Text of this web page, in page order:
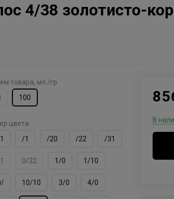
4/38 золотисто-
товара, мл./гр
100
цвета
/1 /20 /22 /31
0/22 1/0 1/10
10/10 3/0 4/0
В